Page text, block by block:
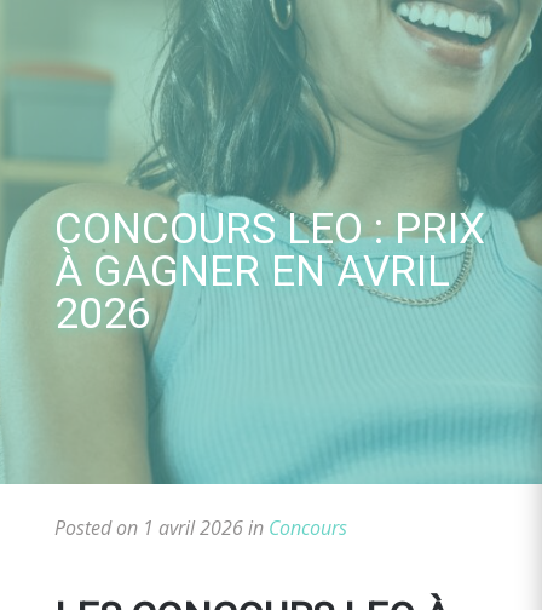
content
CONCOURS LEO : PRIX
À GAGNER EN AVRIL
2026
Posted on 1 avril 2026 in Concours